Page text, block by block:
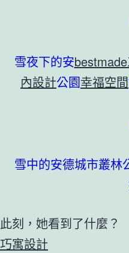
雪夜下的安
內設計公園幸福空間
雪中的安德城市叢林
此刻，她看到了什麼？
巧寓設計